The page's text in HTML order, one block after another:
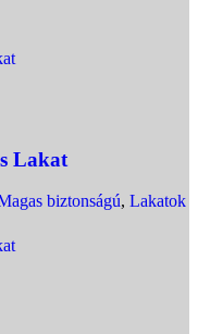
Lakat
biztonságú, Lakatok